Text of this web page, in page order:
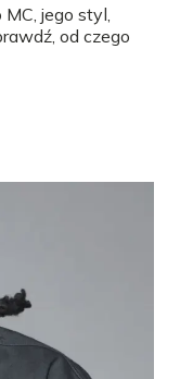
jego styl,
od czego